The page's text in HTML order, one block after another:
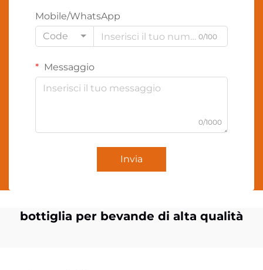
Mobile/WhatsApp
Code
0/100
Messaggio
0/1000
Invia
bottiglia per bevande di alta qualità